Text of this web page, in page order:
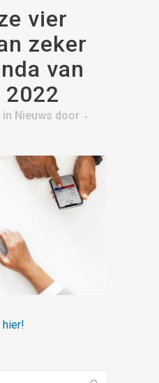
vier
zeker
van
2022
in Nieuws door
hier!